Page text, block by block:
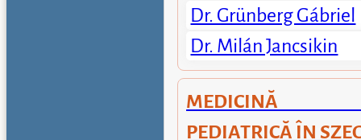
Dr. Grünberg Gábriel
Dr. Milán Jancsikin
MEDICINĂ
PEDIATRICĂ ÎN